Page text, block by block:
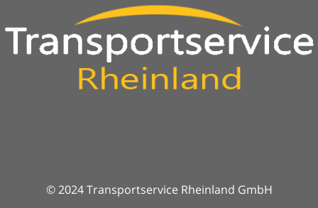
© 2024 Transportservice Rheinland GmbH